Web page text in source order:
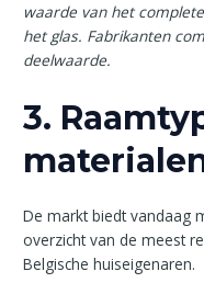
waarde van het
het glas. Fabrikanten
deelwaarde.
3.
De markt biedt vandaag
overzicht van de meest
Belgische huiseigenaren.